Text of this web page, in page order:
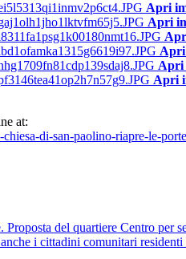
Apri
Apri
Apri
Apri
Apri
at:
di-san-paolino-riapre-le-
del quartiere Centro per
i cittadini comunitari residenti